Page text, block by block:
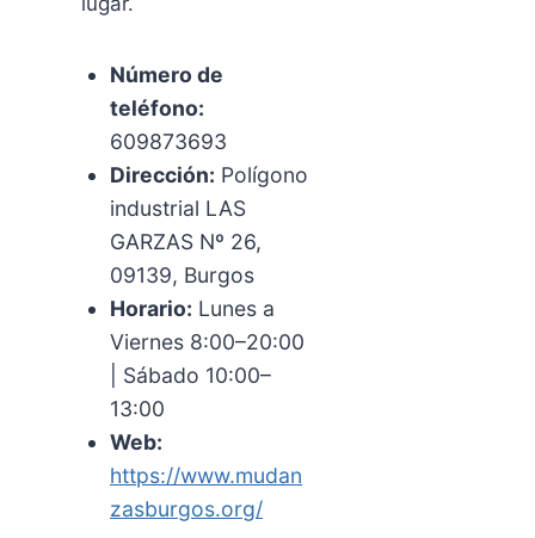
Número de
teléfono:
609873693
Dirección: Polígono
industrial LAS
GARZAS Nº 26,
09139, Burgos
Horario: Lunes a
Viernes 8:00–20:00
| Sábado 10:00–
13:00
Web:
https://www.mudan
zasburgos.org/